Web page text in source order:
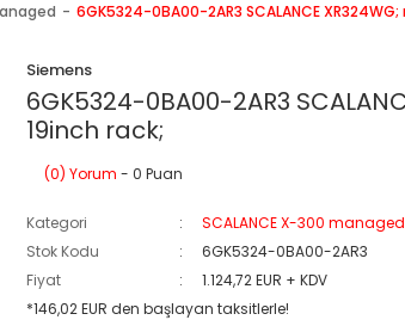
6GK5324-0BA00-2AR3 SCALANCE
Siemens
6GK5324-0BA00-2AR3
19inch rack;
(0) Yorum - 0 Puan
Kategori
SCALANCE X-300 managed
Stok Kodu
6GK5324-0BA00-2AR3
Fiyat
1.124,72 EUR + KDV
*146,02 EUR den başlayan taksitlerle!